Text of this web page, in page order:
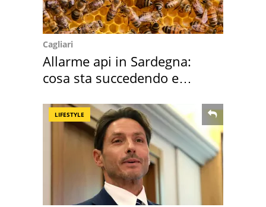
Cagliari
Allarme api in Sardegna:
cosa sta succedendo e
LIFESTYLE